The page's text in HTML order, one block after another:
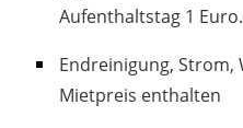
Aufenthaltstag 1 Euro.
Endreinigung, Strom,
Mietpreis enthalten